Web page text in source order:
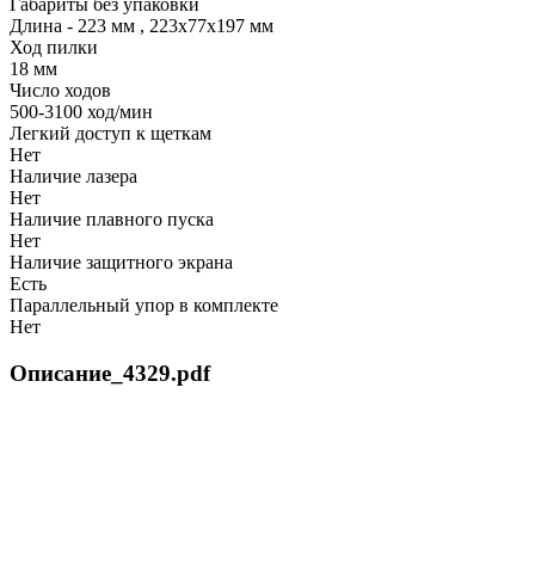
Габариты без упаковки
Длина - 223 мм , 223х77х197 мм
Ход пилки
18 мм
Число ходов
500-3100 ход/мин
Легкий доступ к щеткам
Нет
Наличие лазера
Нет
Наличие плавного пуска
Нет
Наличие защитного экрана
Есть
Параллельный упор в комплекте
Нет
Описание_4329.pdf